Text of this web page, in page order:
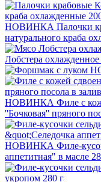
НОВИНКА Палочки
натурального краба
Лобстера охлажденное
НОВИНКА Филе с
''Бочковая'' пряного
НОВИНКА Филе-
аппетитная" в масле